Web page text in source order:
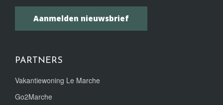
Aanmelden nieuwsbrief
PARTNERS
Vakantiewoning Le Marche
Go2Marche